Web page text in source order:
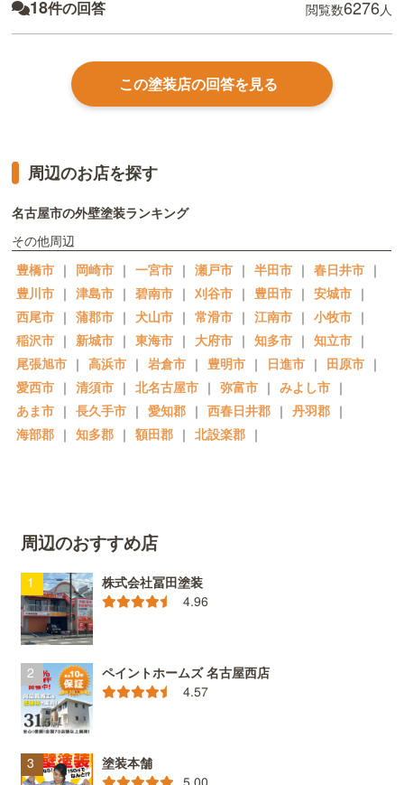
18件の回答 閲覧数6276人
この塗装店の回答を見る
周辺のお店を探す
名古屋市の外壁塗装ランキング
その他周辺
豊橋市 ｜ 岡崎市 ｜ 一宮市 ｜ 瀬戸市 ｜ 半田市 ｜ 春日井市 ｜
豊川市 ｜ 津島市 ｜ 碧南市 ｜ 刈谷市 ｜ 豊田市 ｜ 安城市 ｜
西尾市 ｜ 蒲郡市 ｜ 犬山市 ｜ 常滑市 ｜ 江南市 ｜ 小牧市 ｜
稲沢市 ｜ 新城市 ｜ 東海市 ｜ 大府市 ｜ 知多市 ｜ 知立市 ｜
尾張旭市 ｜ 高浜市 ｜ 岩倉市 ｜ 豊明市 ｜ 日進市 ｜ 田原市 ｜
愛西市 ｜ 清須市 ｜ 北名古屋市 ｜ 弥富市 ｜ みよし市 ｜
あま市 ｜ 長久手市 ｜ 愛知郡 ｜ 西春日井郡 ｜ 丹羽郡 ｜
海部郡 ｜ 知多郡 ｜ 額田郡 ｜ 北設楽郡 ｜
周辺のおすすめ店
株式会社冨田塗装
4.96
ペイントホームズ 名古屋西店
4.57
塗装本舗
5.00